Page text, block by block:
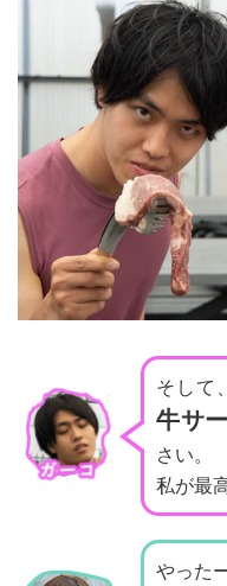
そして
牛サ
さい。
私が最
やった